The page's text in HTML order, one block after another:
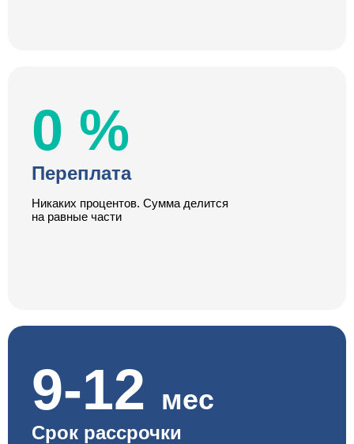
0 %
Переплата
Никаких процентов. Сумма делится
на равные части
9-12 мес
Срок рассрочки